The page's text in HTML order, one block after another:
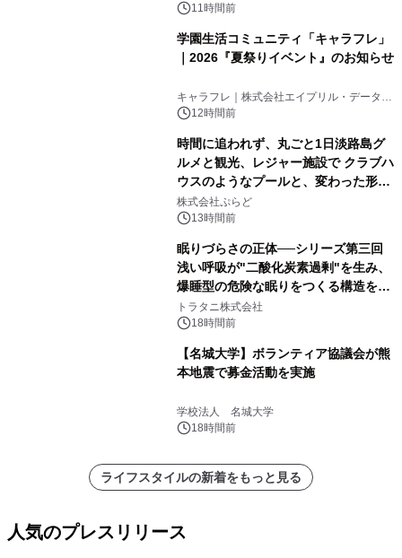
11時間前
学園生活コミュニティ「キャラフレ」
｜2026『夏祭りイベント』のお知らせ
キャラフレ｜株式会社エイプリル・データ・
デザインズ
12時間前
時間に追われず、丸ごと1日淡路島グ
ルメと観光、レジャー施設で クラブハ
ウスのようなプールと、変わった形の
サウナも 「THE BOXY AWAJI」のお
得な素泊まり連泊プランで
株式会社ぷらど
13時間前
眠りづらさの正体──シリーズ第三回
浅い呼吸が"二酸化炭素過剰"を生み、
爆睡型の危険な眠りをつくる構造を解
説
トラタニ株式会社
18時間前
【名城大学】ボランティア協議会が熊
本地震で募金活動を実施
学校法人 名城大学
18時間前
ライフスタイルの新着をもっと見る
人気のプレスリリース